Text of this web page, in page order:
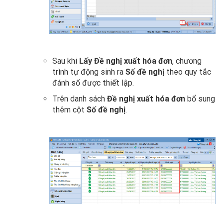
Sau khi Lấy Đề nghị xuất hóa đơn, chương
trình tự động sinh ra Số đề nghị theo quy tắc
đánh số được thiết lập.
Trên danh sách Đề nghị xuất hóa đơn bổ sung
thêm cột Số đề nghị.